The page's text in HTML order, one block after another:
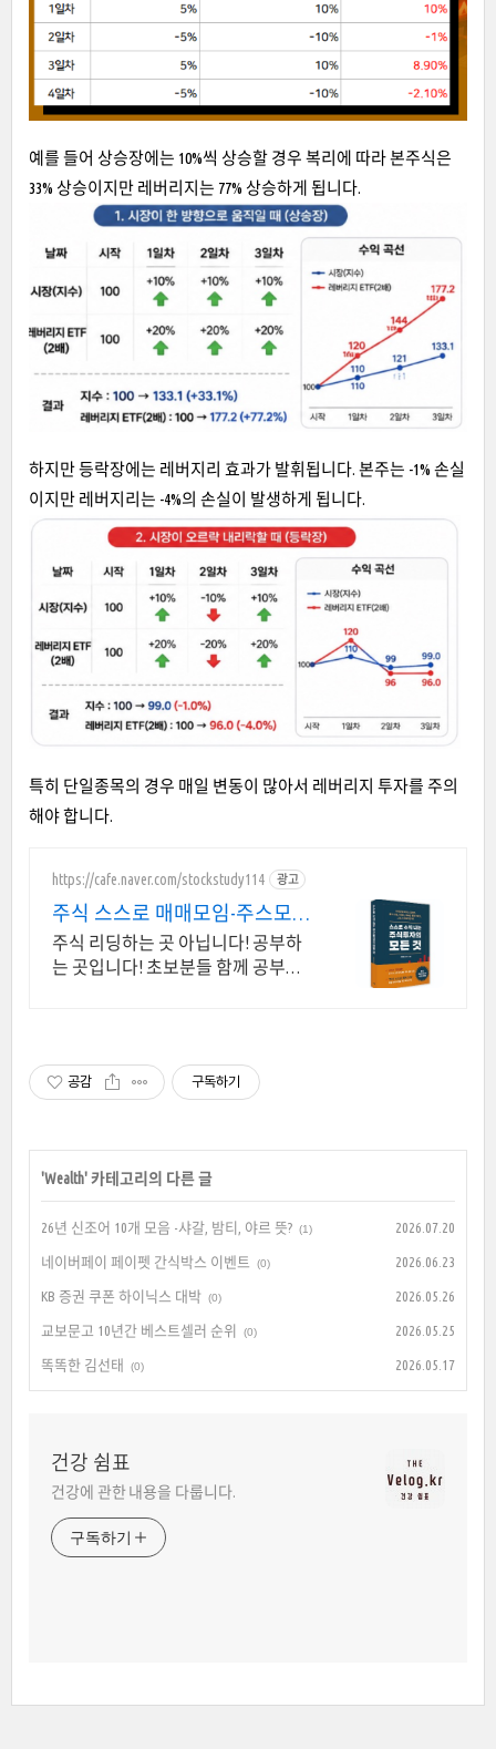
예를 들어 상승장에는 10%씩 상승할 경우 복리에 따라 본주식은
33% 상승이지만 레버리지는 77% 상승하게 됩니다.
하지만 등락장에는 레버지리 효과가 발휘됩니다. 본주는 -1% 손실
이지만 레버지리는 -4%의 손실이 발생하게 됩니다.
특히 단일종목의 경우 매일 변동이 많아서 레버리지 투자를 주의
해야 합니다.
https://cafe.naver.com/stockstudy114 광고
주식 스스로 매매모임-주스모
스스로 공부법을 배웁니다 !
주식 리딩하는 곳 아닙니다! 공부하
는 곳입니다! 초보분들 함께 공부하
공감 구독하기
'Wealth' 카테고리의 다른 글
26년 신조어 10개 모음 -샤갈, 밤티, 야르 뜻? (1) 2026.07.20
네이버페이 페이펫 간식박스 이벤트 (0) 2026.06.23
KB 증권 쿠폰 하이닉스 대박 (0) 2026.05.26
교보문고 10년간 베스트셀러 순위 (0) 2026.05.25
똑똑한 김선태 (0) 2026.05.17
건강 쉼표
건강에 관한 내용을 다룹니다.
구독하기